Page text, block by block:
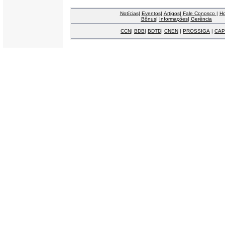
Notícias| Eventos| Artigos| Fale Conosco |
Bônus| Informações| Gerência
CCN| BDB| BDTD| CNEN | PROSSIGA |